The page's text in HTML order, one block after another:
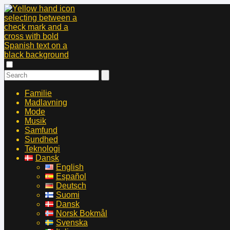
Familie
Madlavning
Mode
Musik
Samfund
Sundhed
Teknologi
Dansk
English
Español
Deutsch
Suomi
Dansk
Norsk Bokmål
Svenska